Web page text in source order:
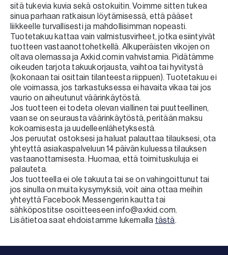
sitä tukevia kuvia sekä ostokuitin. Voimme sitten tukea
sinua parhaan ratkaisun löytämisessä, että pääset
liikkeelle turvallisesti ja mahdollisimman nopeasti.
Tuotetakuu kattaa vain valmistusvirheet, jotka esiintyivät
tuotteen vastaanottohetkellä. Alkuperäisten vikojen on
oltava olemassa ja Axkid.comin vahvistamia. Pidätämme
oikeuden tarjota takuukorjausta, vaihtoa tai hyvitystä
(kokonaan tai osittain tilanteesta riippuen). Tuotetakuu ei
ole voimassa, jos tarkastuksessa ei havaita vikaa tai jos
vaurio on aiheutunut väärinkäytöstä.
Jos tuotteen ei todeta olevan viallinen tai puutteellinen,
vaan se on seurausta väärinkäytöstä, peritään maksu
kokoamisesta ja uudelleenlähetyksestä.
Jos peruutat ostoksesi ja haluat palauttaa tilauksesi, ota
yhteyttä asiakaspalveluun 14 päivän kuluessa tilauksen
vastaanottamisesta. Huomaa, että toimituskuluja ei
palauteta.
Jos tuotteella ei ole takuuta tai se on vahingoittunut tai
jos sinulla on muita kysymyksiä, voit aina ottaa meihin
yhteyttä Facebook Messengerin kautta tai
sähköpostitse osoitteeseen info@axkid.com.
Lisätietoa saat ehdoistamme lukemalla tästä.